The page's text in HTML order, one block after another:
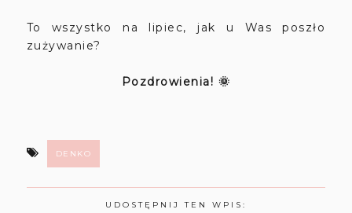
To wszystko na lipiec, jak u Was poszło
zużywanie?
Pozdrowienia! 🌞
DENKO
UDOSTĘPNIJ TEN WPIS: